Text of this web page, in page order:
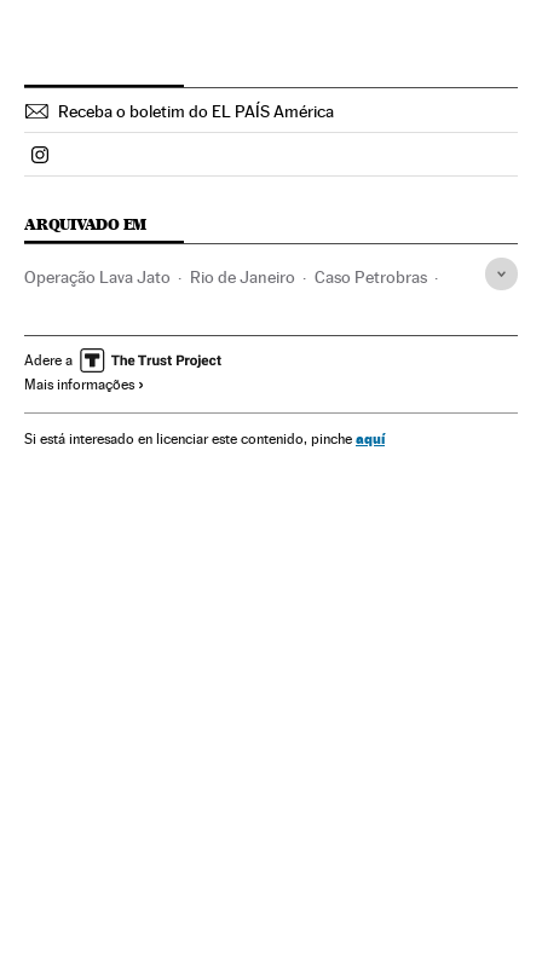
Receba o boletim do EL PAÍS América
Politica El País Brasil en Instagram
ARQUIVADO EM
Operação Lava Jato Rio de Janeiro Caso Petrobras
Financiamento ilegal Lavagem dinheiro
Corrupção política
Brasil Partidos políticos Polícia Corrupção
Adere a
Mais informações
Si está interesado en licenciar este contenido, pinche aquí